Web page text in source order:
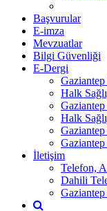
Başvurular
E-imza
Mevzuatlar
Bilgi Güvenliği
E-Dergi
Halk
Halk
İletişim
Telefon,
Dahili